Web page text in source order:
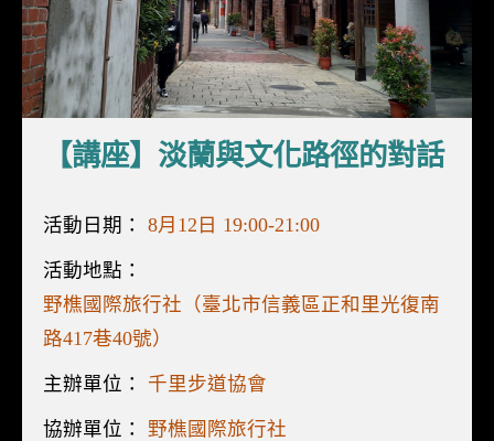
【講座】淡蘭與文化路徑的對話
活動日期：8月12日 19:00-21:00
活動地點：
野樵國際旅行社（臺北市信義區正和里光復南
路417巷40號）
主辦單位： 千里步道協會
協辦單位：野樵國際旅行社